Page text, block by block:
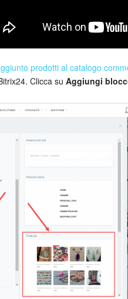
prodotti al catalogo
Clicca su Aggiungi